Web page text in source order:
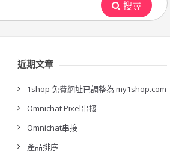
搜尋
近期文章
1shop 免費網址已調整為 my1shop.com
Omnichat Pixel串接
Omnichat串接
產品排序